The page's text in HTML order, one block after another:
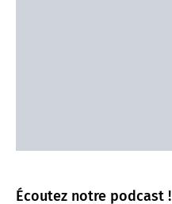
Écoutez notre podcast !